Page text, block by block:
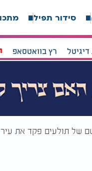
סידור תפילה
רץ בוואטסאפ
של תולעים פקד את